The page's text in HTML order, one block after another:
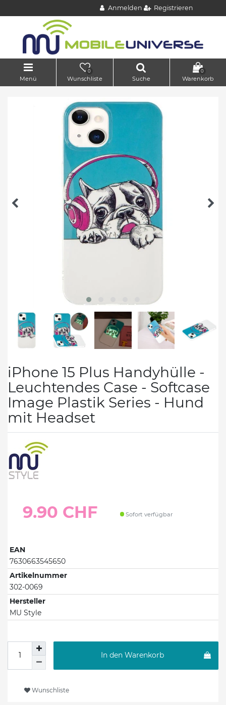
Anmelden Registrieren
Menü
0
Wunschliste Suche
0
Warenkorb
iPhone 15 Plus Handyhülle -
Leuchtendes Case - Softcase
Image Plastik Series - Hund
mit Headset
9.90 CHF Sofort verfügbar
EAN
7630663545650
Artikelnummer
302-0069
Hersteller
MU Style
In den Warenkorb
Wunschliste